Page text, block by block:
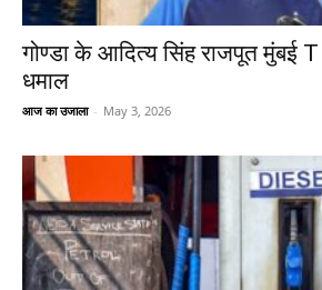
गोण्डा के आदित्य सिंह राजपूत मुंबई
धमाल
आज का उजाला - May 3, 2026